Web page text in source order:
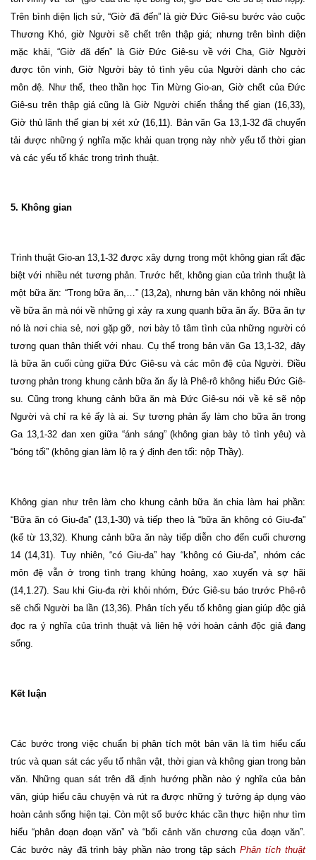
Trên bình diện lịch sử, “Giờ đã đến” là giờ Đức Giê-su bước vào cuộc
Thương Khó, giờ Người sẽ chết trên thập giá; nhưng trên bình diện
mặc khải, “Giờ đã đến” là Giờ Đức Giê-su về với Cha, Giờ Người
được tôn vinh, Giờ Người bày tỏ tình yêu của Người dành cho các
môn đệ. Như thế, theo thần học Tin Mừng Gio-an, Giờ chết của Đức
Giê-su trên thập giá cũng là Giờ Người chiến thắng thế gian (16,33),
Giờ thủ lãnh thế gian bị xét xử (16,11). Bản văn Ga 13,1-32 đã chuyển
tải được những ý nghĩa mặc khải quan trọng này nhờ yếu tố thời gian
và các yếu tố khác trong trình thuật.
5. Không gian
Trình thuật Gio-an 13,1-32 được xây dựng trong một không gian rất đặc
biệt với nhiều nét tương phản. Trước hết, không gian của trình thuật là
một bữa ăn: “Trong bữa ăn,…” (13,2a), nhưng bản văn không nói nhiều
về bữa ăn mà nói về những gì xảy ra xung quanh bữa ăn ấy. Bữa ăn tự
nó là nơi chia sẻ, nơi gặp gỡ, nơi bày tỏ tâm tình của những người có
tương quan thân thiết với nhau. Cụ thể trong bản văn Ga 13,1-32, đây
là bữa ăn cuối cùng giữa Đức Giê-su và các môn đệ của Người. Điều
tương phản trong khung cảnh bữa ăn ấy là Phê-rô không hiểu Đức Giê-
su. Cũng trong khung cảnh bữa ăn mà Đức Giê-su nói về kẻ sẽ nộp
Người và chỉ ra kẻ ấy là ai. Sự tương phản ấy làm cho bữa ăn trong
Ga 13,1-32 đan xen giữa “ánh sáng” (không gian bày tỏ tình yêu) và
“bóng tối” (không gian làm lộ ra ý định đen tối: nộp Thầy).
Không gian như trên làm cho khung cảnh bữa ăn chia làm hai phần:
“Bữa ăn có Giu-đa” (13,1-30) và tiếp theo là “bữa ăn không có Giu-đa”
(kể từ 13,32). Khung cảnh bữa ăn này tiếp diễn cho đến cuối chương
14 (14,31). Tuy nhiên, “có Giu-đa” hay “không có Giu-đa”, nhóm các
môn đệ vẫn ở trong tình trạng khủng hoảng, xao xuyến và sợ hãi
(14,1.27). Sau khi Giu-đa rời khỏi nhóm, Đức Giê-su báo trước Phê-rô
sẽ chối Người ba lần (13,36). Phân tích yếu tố không gian giúp độc giả
đọc ra ý nghĩa của trình thuật và liên hệ với hoàn cảnh độc giả đang
sống.
Kết luận
Các bước trong việc chuẩn bị phân tích một bản văn là tìm hiểu cấu
trúc và quan sát các yếu tố nhân vật, thời gian và không gian trong bản
văn. Những quan sát trên đã định hướng phần nào ý nghĩa của bản
văn, giúp hiểu câu chuyện và rút ra được những ý tưởng áp dụng vào
hoàn cảnh sống hiện tại. Còn một số bước khác cần thực hiện như tìm
hiểu “phân đoạn đoạn văn” và “bối cảnh văn chương của đoạn văn”.
Các bước này đã trình bày phần nào trong tập sách Phân tích thuật